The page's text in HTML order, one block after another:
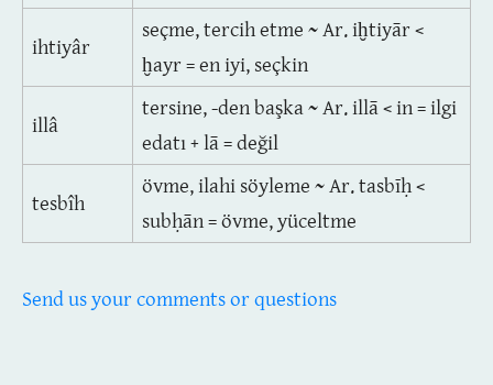
ihtiyâr
seçme, tercih etme ~ Ar. iḫtiyār <
ḫayr = en iyi, seçkin
illâ
tersine, -den başka ~ Ar. illā < in = ilgi
edatı + lā = değil
tesbîh
övme, ilahi söyleme ~ Ar. tasbīḥ <
subḥān = övme, yüceltme
Send us your comments or questions